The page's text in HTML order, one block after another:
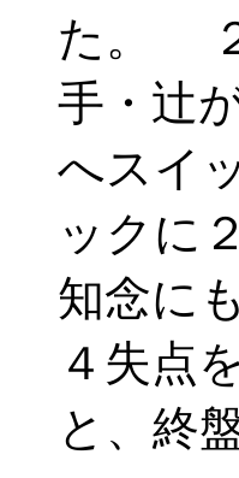
た。 ２
手・辻
へスイ
ックに
知念に
４失点
と、終